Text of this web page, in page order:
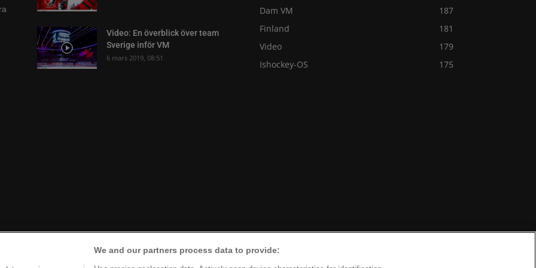
Video: En överblick över team
Sverige inför VM
6 mars 2019, 08:51
Dam VM
187
Finland
181
Video
179
Ishockey-OS
175
We and our partners process data to provide: